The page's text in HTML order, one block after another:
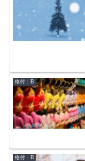
格付：B
格付：B